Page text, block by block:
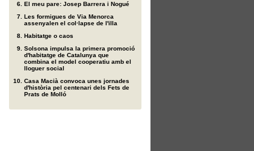
El meu pare: Josep Barrera i Nogué
Les formigues de Via Menorca
assenyalen el col·lapse de l'illa
Habitatge o caos
Solsona impulsa la primera promoció
d'habitatge de Catalunya que
combina el model cooperatiu amb el
lloguer social
Casa Macià convoca unes jornades
d'història pel centenari dels Fets de
Prats de Molló